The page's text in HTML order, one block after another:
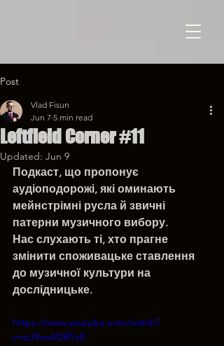
Post
Leftfield Corner #11
Vlad Fisun
Jun 7 5 min read
Updated: Jun 9
Подкаст, що пропонує
аудіоподорожі, які оминають
мейнстрімні русла й звичні
патерни музичного вибору.
Нас слухають ті, хто прагне
змінити споживацьке ставлення
до музичної культури на
дослідницьке.
https://www.youtube.com/watch?
v=zU9cwVDRYc0